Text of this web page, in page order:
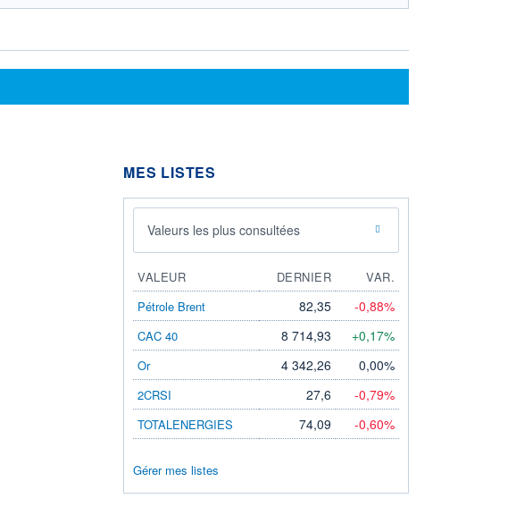
MES LISTES
Valeurs les plus consultées
VALEUR DERNIER
VAR.
Pétrole Brent
82,35 -0,88%
CAC 40 8 714,93 +0,17%
Or 4 342,26 0,00%
2CRSI 27,6 -0,79%
TOTALENERGIES 74,09 -0,60%
Gérer mes listes